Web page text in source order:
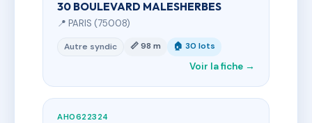
30 BOULEVARD MALESHERBES
📍 PARIS (75008)
Autre syndic 📏 98 m 🏠 30 lots
Voir la fiche →
AH0622324